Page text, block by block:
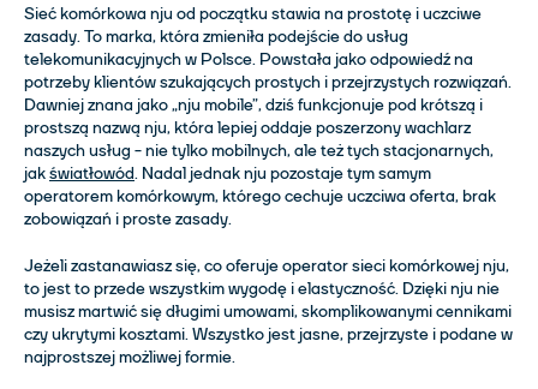
Sieć komórkowa nju od początku stawia na prostotę i uczciwe
zasady. To marka, która zmieniła podejście do usług
telekomunikacyjnych w Polsce. Powstała jako odpowiedź na
potrzeby klientów szukających prostych i przejrzystych rozwiązań.
Dawniej znana jako „nju mobile”, dziś funkcjonuje pod krótszą i
prostszą nazwą nju, która lepiej oddaje poszerzony wachlarz
naszych usług - nie tylko mobilnych, ale też tych stacjonarnych,
jakświatłowód. Nadal jednak nju pozostaje tym samym
operatorem komórkowym, którego cechuje uczciwa oferta, brak
zobowiązań i proste zasady.
Jeżeli zastanawiasz się, co oferuje operator sieci komórkowej nju,
to jest to przede wszystkim wygodę i elastyczność. Dzięki nju nie
musisz martwić się długimi umowami, skomplikowanymi cennikami
czy ukrytymi kosztami. Wszystko jest jasne, przejrzyste i podane w
najprostszej możliwej formie.